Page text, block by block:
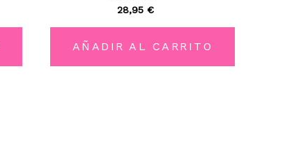
Valorado
0
5
28,95 €
AÑADIR AL CARRITO